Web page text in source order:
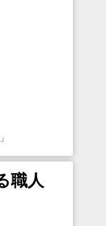
」
職人